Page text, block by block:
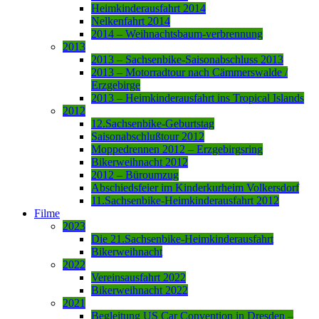
Heimkinderausfahrt 2014
Nelkenfahrt 2014
2014 – Weihnachtsbaum-verbrennung
2013
2013 – Sachsenbike-Saisonabschluss 2013
2013 – Motorradtour nach Cämmerswalde /
Erzgebirge
2013 – Heimkinderausfahrt ins Tropical Islands
2012
12.Sachsenbike-Geburtstag
Saisonabschlußtour 2012
Moppedrennen 2012 – Erzgebirgsring
Bikerweihnacht 2012
2012 – Büroumzug
Abschiedsfeier im Kinderkurheim Volkersdorf
11.Sachsenbike-Heimkinderausfahrt 2012
Filme
2023
Die 21.Sachsenbike-Heimkinderausfahrt
Bikerweihnacht
2022
Vereinsausfahrt 2022
Bikerweihnacht 2022
2021
Begleitung US Car Convention in Dresden –